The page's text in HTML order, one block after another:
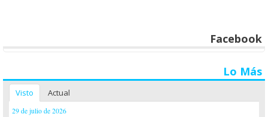
Facebook
Lo Más
Visto Actual
29 de julio de 2026